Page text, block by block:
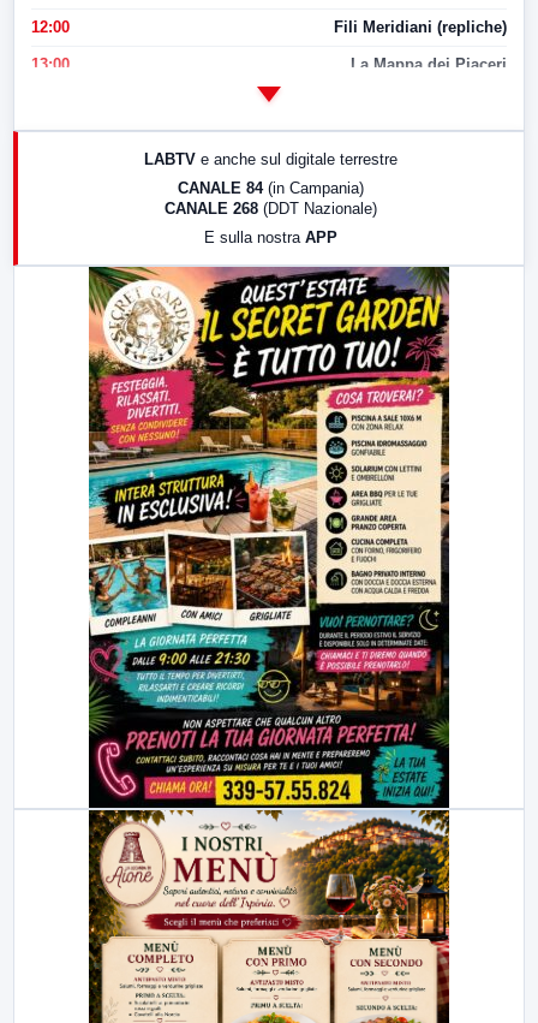
12:00 Fili Meridiani (repliche)
13:00 La Mappa dei Piaceri
17:00 LabNews (replica)
LabNews (replica)
LABTV e anche sul digitale terrestre
CANALE 84 (in Campania)
CANALE 268 (DDT Nazionale)
E sulla nostra APP